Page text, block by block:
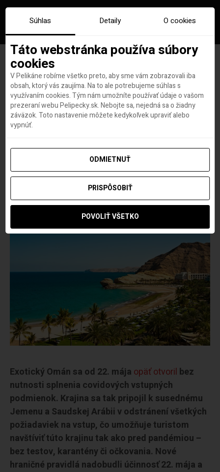
Omán už je otvorený bez
testu, očkovania a karantény.
Vstupné opatrenia zrušili 22.
Roland Regely 25. MÁJA 2022
Exotický Omán sa od 22. mája opäť otvoril bez
nutnosti splnenia covidových vstupných
podmienok. Krajina sa tak pripojil k susednému
Jemenu a Saudskej Arábii v odstránení všetkých
požiadaviek na vstup, čo umožňuje turistom
navštíviť túto krajinu tak ako pred pandémiou –
bez testov, karantény či očkovania. Nové
hraničné pravidlá nadobudli účinnosť 22. mája a
Súhlas Detaily O cookies
Táto webstránka používa súbory
cookies
V Pelikáne robíme všetko preto, aby sme vám zobrazovali iba
obsah, ktorý vás zaujíma. Na to ale potrebujeme súhlas s
využívaním cookies. Tým nám umožníte používať údaje o vašom
prezeraní webu Pelipecky.sk. Nebojte sa, nejedná sa o žiadny
záväzok. Toto nastavenie môžete kedykoľvek upraviť alebo
vypnúť.
ODMIETNUŤ
PRISPÔSOBIŤ
POVOLIŤ VŠETKO